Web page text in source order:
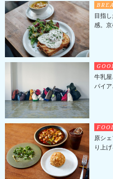
目指
感。
牛乳
パイ
原シ
り上